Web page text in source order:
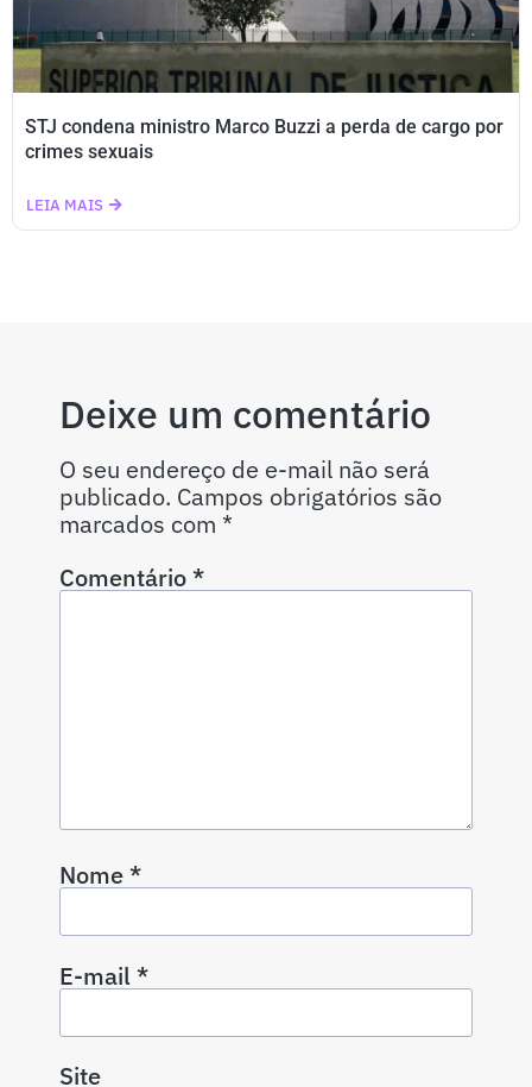
STJ condena ministro Marco Buzzi a perda de cargo por
crimes sexuais
LEIA MAIS
Deixe um comentário
O seu endereço de e-mail não será
publicado. Campos obrigatórios são
marcados com *
Comentário*
Nome*
E-mail*
Site